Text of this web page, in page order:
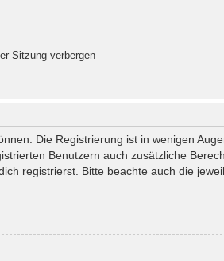
Sitzung verbergen
Die Registrierung ist in wenigen
Benutzern auch zusätzliche
registrierst. Bitte beachte auch die